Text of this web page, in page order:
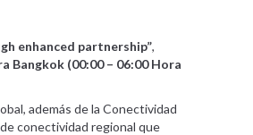
enhanced partnership”,
Bangkok (00:00 – 06:00 Hora
además de la Conectividad
conectividad regional que